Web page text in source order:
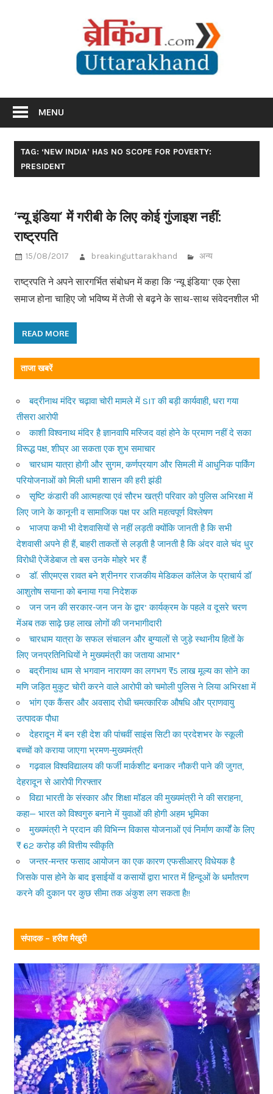
MENU
TAG: ‘NEW INDIA’ HAS NO SCOPE FOR POVERTY:
PRESIDENT
‘न्यू इंडिया’ में गरीबी के लिए कोई गुंजाइश नहीं:
राष्ट्रपति
15/08/2017 breakinguttarakhand अन्य
राष्ट्रपति ने अपने सारगर्भित संबोधन में कहा कि ‘न्यू इंडिया’ एक ऐसा
समाज होना चाहिए जो भविष्य में तेजी से बढ़ने के साथ-साथ संवेदनशील भी
READ MORE
ताजा खबरें
बद्रीनाथ मंदिर चढ़ावा चोरी मामले में SIT की बड़ी कार्यवाही, धरा गया
तीसरा आरोपी
काशी विश्वनाथ मंदिर है ज्ञानवापि मस्जिद वहां होने के प्रमाण नहीं दे सका
विरूद्ध पक्ष, शीघ्र आ सकता एक शुभ समाचार
चारधाम यात्रा होगी और सुगम, कर्णप्रयाग और सिमली में आधुनिक पार्किंग
परियोजनाओं को मिली धामी शासन की हरी झंडी
सृष्टि कंडारी की आत्महत्या एवं सौरभ खत्री परिवार को पुलिस अभिरक्षा में
लिए जाने के कानूनी व सामाजिक पक्ष पर अति महत्वपूर्ण विश्लेषण
भाजपा कभी भी देशवासियों से नहीं लड़ती क्योंकि जानती है कि सभी
देशवासी अपने ही हैं, बाहरी ताकतों से लड़ती है जानती है कि अंदर वाले चंद धुर
विरोधी ऐजेंडेबाज तो बस उनके मोहरे भर हैं
डॉ. सीएमएस रावत बने श्रीनगर राजकीय मेडिकल कॉलेज के प्राचार्य डॉ
आशुतोष सयाना को बनाया गया निदेशक
जन जन की सरकार-जन जन के द्वार’ कार्यक्रम के पहले व दूसरे चरण
मेंअब तक साढ़े छह लाख लोगों की जनभागीदारी
चारधाम यात्रा के सफल संचालन और बुग्यालों से जुड़े स्थानीय हितों के
लिए जनप्रतिनिधियों ने मुख्यमंत्री का जताया आभार*
बद्रीनाथ धाम से भगवान नारायण का लगभग ₹5 लाख मूल्य का सोने का
मणि जड़ित मुकुट चोरी करने वाले आरोपी को चमोली पुलिस ने लिया अभिरक्षा में
भांग एक कैंसर और अवसाद रोधी चमत्कारिक औषधि और प्राणवायु
उत्पादक पौधा
देहरादून में बन रही देश की पांचवीं साइंस सिटी का प्रदेशभर के स्कूली
बच्चों को कराया जाएगा भ्रमण-मुख्यमंत्री
गढ़वाल विश्वविद्यालय की फर्जी मार्कशीट बनाकर नौकरी पाने की जुगत,
देहरादून से आरोपी गिरफ्तार
विद्या भारती के संस्कार और शिक्षा मॉडल की मुख्यमंत्री ने की सराहना,
कहा— भारत को विश्वगुरु बनाने में युवाओं की होगी अहम भूमिका
मुख्यमंत्री ने प्रदान की विभिन्न विकास योजनाओं एवं निर्माण कार्यों के लिए
₹ 62 करोड़ की वित्तीय स्वीकृति
जन्तर-मन्तर फसाद आयोजन का एक कारण एफसीआरए विधेयक है
जिसके पास होने के बाद इसाईयों व कसायों द्वारा भारत में हिन्दूओं के धर्मांतरण
करने की दुकान पर कुछ सीमा तक अंकुश लग सकता है!!
संपादक – हरीश मैखुरी